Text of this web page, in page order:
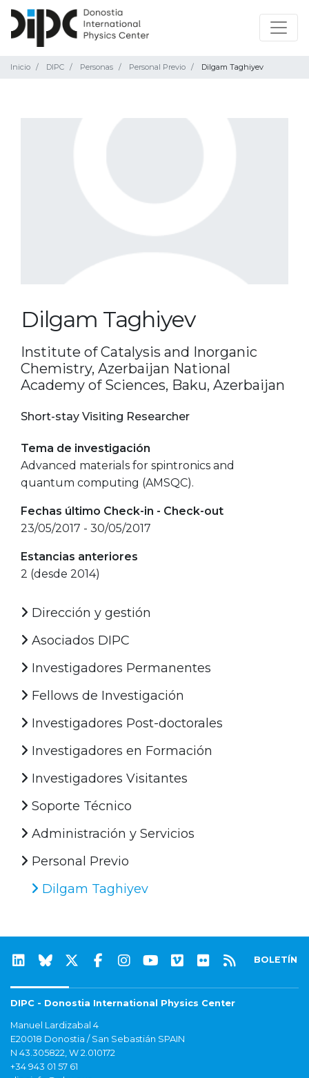
Inicio DIPC Personas Personal Previo Dilgam Taghiyev
Dilgam Taghiyev
Institute of Catalysis and Inorganic
Chemistry, Azerbaijan National
Academy of Sciences, Baku, Azerbaijan
Short-stay Visiting Researcher
Tema de investigación
Advanced materials for spintronics and
quantum computing (AMSQC).
Fechas último Check-in - Check-out
23/05/2017 - 30/05/2017
Estancias anteriores
2 (desde 2014)
Dirección y gestión
Asociados DIPC
Investigadores Permanentes
Fellows de Investigación
Investigadores Post-doctorales
Investigadores en Formación
Investigadores Visitantes
Soporte Técnico
Administración y Servicios
Personal Previo
Dilgam Taghiyev
BOLETÍN
DIPC - Donostia International Physics Center
Manuel Lardizabal 4
E20018 Donostia / San Sebastián SPAIN
N 43.305822, W 2.010172
+34 943 01 57 61